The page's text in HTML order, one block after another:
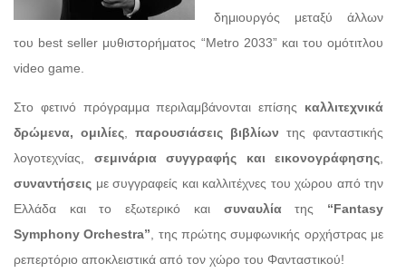
δημιουργός μεταξύ άλλων
του best seller μυθιστορήματος “Metro 2033” και του ομότιτλου
video game.
Στο φετινό πρόγραμμα περιλαμβάνονται επίσης καλλιτεχνικά
δρώμενα, ομιλίες παρουσιάσεις βιβλίων της φανταστικής
λογοτεχνίας, σεμινάρια συγγραφής και εικονογράφησης
συναντήσεις με συγγραφείς και καλλιτέχνες του χώρου από την
Ελλάδα και το εξωτερικό και συναυλίατης “Fantasy
Symphony Orchestra” , της πρώτης συμφωνικής ορχήστρας με
ρεπερτόριο αποκλειστικά από τον χώρο του Φανταστικού!